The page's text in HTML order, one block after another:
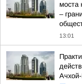
моста
–
13:01